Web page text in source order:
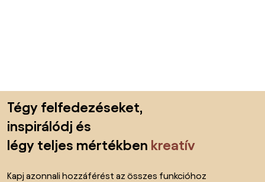
Tégy felfedezéseket,
inspirálódj és
légy teljes mértékben kreatív
Kapj azonnali hozzáférést az összes funkcióhoz